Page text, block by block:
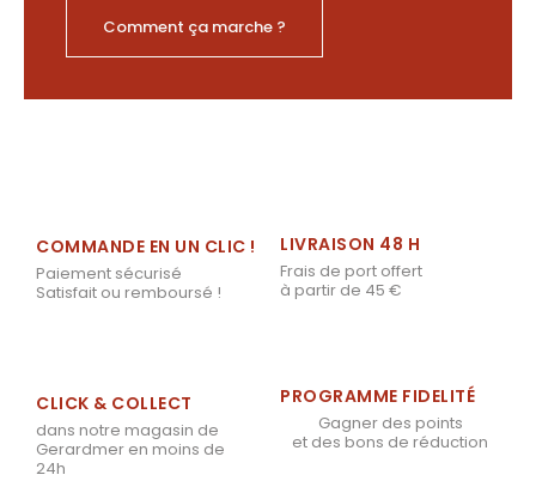
Comment ça marche ?
COMMANDE EN UN CLIC !
Paiement sécurisé
Satisfait ou remboursé !
LIVRAISON 48 H
Frais de port offert
à partir de 45 €
CLICK & COLLECT
dans notre magasin de
Gerardmer en moins de
24h
PROGRAMME FIDELITÉ
Gagner des points
et des bons de réduction